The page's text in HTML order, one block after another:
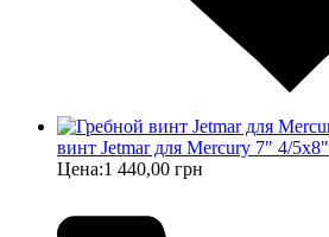
винт Jetmar для Mercury 7" 4/5x8"
Цена:1 440,00 грн